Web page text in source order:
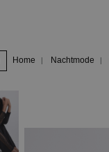
Home Nachtmode